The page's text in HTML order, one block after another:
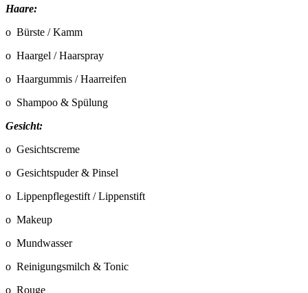
Haare:
o Bürste / Kamm
o Haargel / Haarspray
o Haargummis / Haarreifen
o Shampoo & Spülung
Gesicht:
o Gesichtscreme
o Gesichtspuder & Pinsel
o Lippenpflegestift / Lippenstift
o Makeup
o Mundwasser
o Reinigungsmilch & Tonic
o Rouge